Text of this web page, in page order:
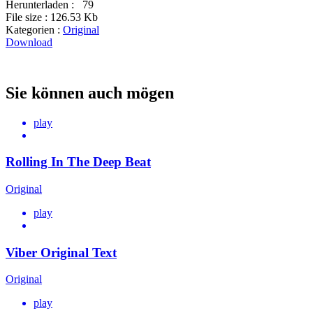
Herunterladen :
79
File size : 126.53 Kb
Kategorien : Original
Download
Sie können auch mögen
play
Rolling In The Deep Beat
Original
play
Viber Original Text
Original
play